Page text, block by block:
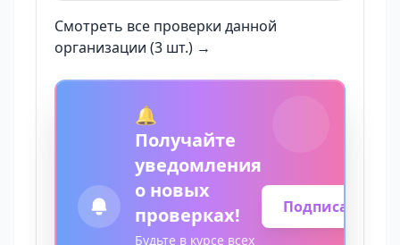
Смотреть все проверки данной
организации (3 шт.) →
🔔
Получайте
уведомления
о новых
проверках!
Будьте в курсе всех
Подписаться